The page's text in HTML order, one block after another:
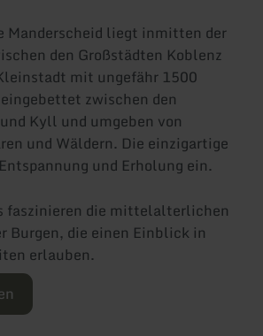
Manderscheid liegt inmitten der
den Großstädten Koblenz
mit ungefähr 1500
zwischen den
Kyll und umgeben von
und Wäldern. Die einzigartige
und Erholung ein.
faszinieren die mittelalterlichen
Burgen, die einen Einblick in
erlauben.